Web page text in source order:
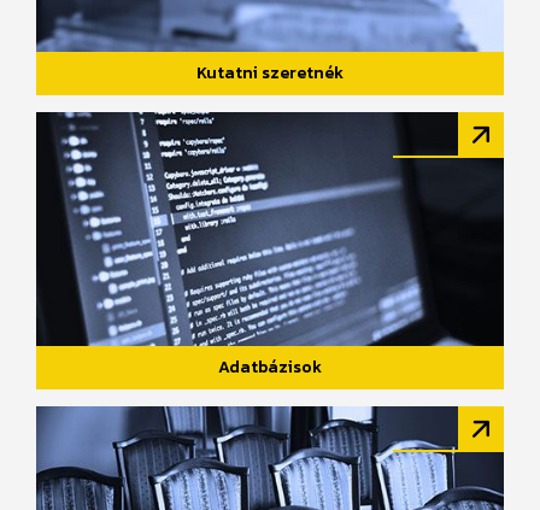
Kutatni szeretnék
Adatbázisok